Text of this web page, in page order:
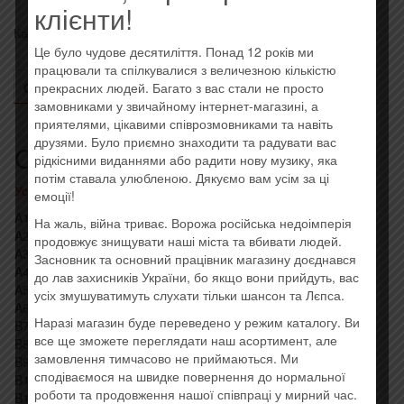
Родны
Край
(Vinyl,
LP)
Категория:Украинский винил
ОПИСАНИЕ ОТЗЫВЫ (0)
Описание
Усі товари: BRUTTO
A1 Человек 3:18
A2 Родны Край 3:48
A3 Чёрная Сотня 2:35
A4 Moscow Calling 3:22
A5 Будзь Смелым 3:05
A6 Гарри 3:53
B7 Партизан Рок 2:25
B8 Воины Света 4:34
B9 Приказ Эрнесто 2:52
B10 Священный Огонь 2:20
B11 Просперо 3:54
клієнти!
Це було чудове десятиліття. Понад 12 років ми
працювали та спілкувалися з величезною кількістю
прекрасних людей. Багато з вас стали не просто
замовниками у звичайному інтернет-магазині, а
приятелями, цікавими співрозмовниками та навіть
друзями. Було приємно знаходити та радувати вас
рідкісними виданнями або радити нову музику, яка
потім ставала улюбленою. Дякуємо вам усім за ці
емоції!
На жаль, війна триває. Ворожа російська недоімперія
продовжує знищувати наші міста та вбивати людей.
Засновник та основний працівник магазину доєднався
до лав захисників України, бо якщо вони прийдуть, вас
усіх змушуватимуть слухати тільки шансон та Лєпса.
Наразі магазин буде переведено у режим каталогу. Ви
все ще зможете переглядати наш асортимент, але
замовлення тимчасово не приймаються. Ми
сподіваємося на швидке повернення до нормальної
роботи та продовження нашої співпраці у мирний час.